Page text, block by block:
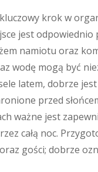
krok w
jest
namiotu oraz
wodę mogą być
latem, dobrze
przed
ważne jest
całą noc.
gości; dobrze